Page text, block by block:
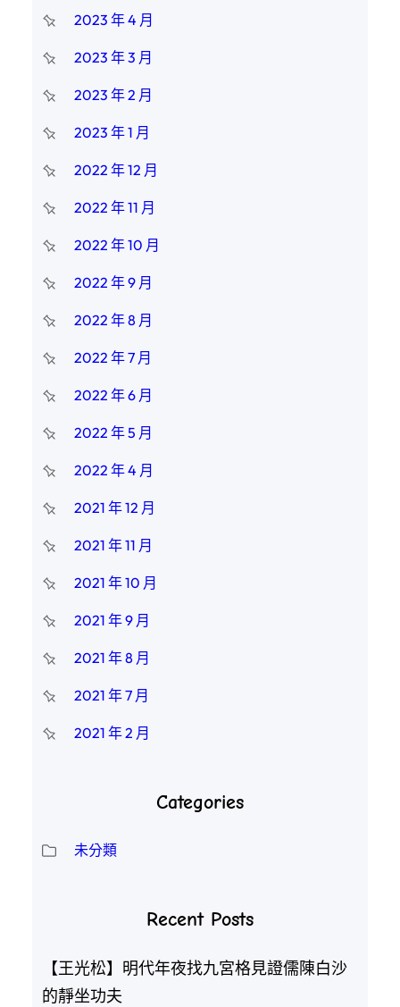
2023 年 4 月
2023 年 3 月
2023 年 2 月
2023 年 1 月
2022 年 12 月
2022 年 11 月
2022 年 10 月
2022 年 9 月
2022 年 8 月
2022 年 7 月
2022 年 6 月
2022 年 5 月
2022 年 4 月
2021 年 12 月
2021 年 11 月
2021 年 10 月
2021 年 9 月
2021 年 8 月
2021 年 7 月
2021 年 2 月
Categories
未分類
Recent Posts
【王光松】明代年夜找九宮格見證儒陳白沙
的靜坐功夫